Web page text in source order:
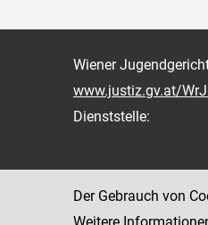
Wiener
www.justiz.gv.at/
Dienststelle:
Der Gebrauch von